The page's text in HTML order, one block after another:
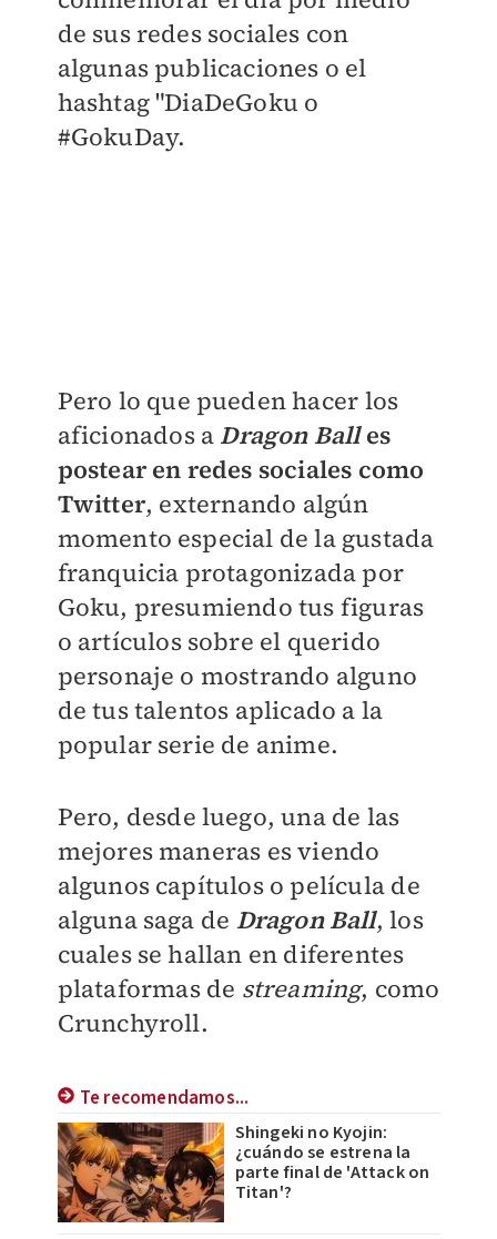
de sus redes sociales con
algunas publicaciones o el
hashtag "DiaDeGoku o
#GokuDay.
Pero lo que pueden hacer los
aficionados a Dragon Balles
postear en redes sociales como
Twitter, externando algún
momento especial de la gustada
franquicia protagonizada por
Goku, presumiendo tus figuras
o artículos sobre el querido
personaje o mostrando alguno
de tus talentos aplicado a la
popular serie de anime.
Pero, desde luego, una de las
mejores maneras es viendo
algunos capítulos o película de
alguna saga de Dragon Ball, los
cuales se hallan en diferentes
plataformas de streaming, como
Crunchyroll.
Te recomendamos...
Shingeki no Kyojin:
¿cuándo se estrena la
parte final de 'Attack on
Titan'?